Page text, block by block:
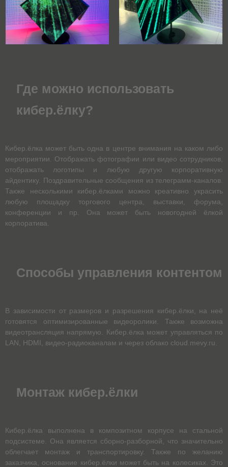
Где можно использовать
кибер.ёлку?
Кибер.ёлка может быть одна в центре внимания на каком либо
мероприятии. Отображать фотографии или видео сотрудников,
отображать логотипы и любую другую корпоративную
айдентику. Поздравительные сообщения из телеграмм-каналов.
Также несколькими кибер.ёлками можно креативно украсить
любую площадку торгового центра, выставки, форума,
конференции и пр. Она может быть новогодней ёлкой
корпоратива.
Способы управления контентом
В зависимости от размеров и разрешения кибер.ёлки, на неё
готовятся оптимизированные видеоролики. Также возможна
видеотрансляция напрямую. Кибер.ёлка может управляться по
LAN, HDMI, видео-радиоканалам и через облако cloud.mevy.ru.
Монтаж кибер.ёлки
Кибер.ёлка выполнена в композитном корпусе на стальной
подсистеме. Она является сборно-разборной, что значительно
облегчает монтаж и транспортировку. Также по желанию
заказчика, основание кибер.ёлки может быть на колесиках. Это